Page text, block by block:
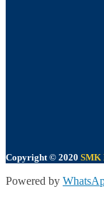
Copyright © 2020 SMK
Powered by